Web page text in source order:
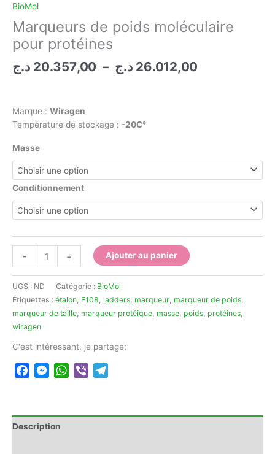
BioMol
Marqueurs de poids moléculaire
pour protéines
20.357,00 د.ج – 26.012,00 د.ج
Marque : Wiragen
Température de stockage : -20C°
Masse
Conditionnement
-
de
Marqueurs
de
poids
moléculaire
pour
protéines
+ Ajouter au panier
UGS : ND Catégorie : BioMol
Étiquettes : étalon, F108, ladders, marqueur, marqueur de poids,
marqueur de taille, marqueur protéique, masse, poids, protéines,
wiragen
C'est intéressant, je partage:
FacebookMessenger
WhatsApp
Viber
Description